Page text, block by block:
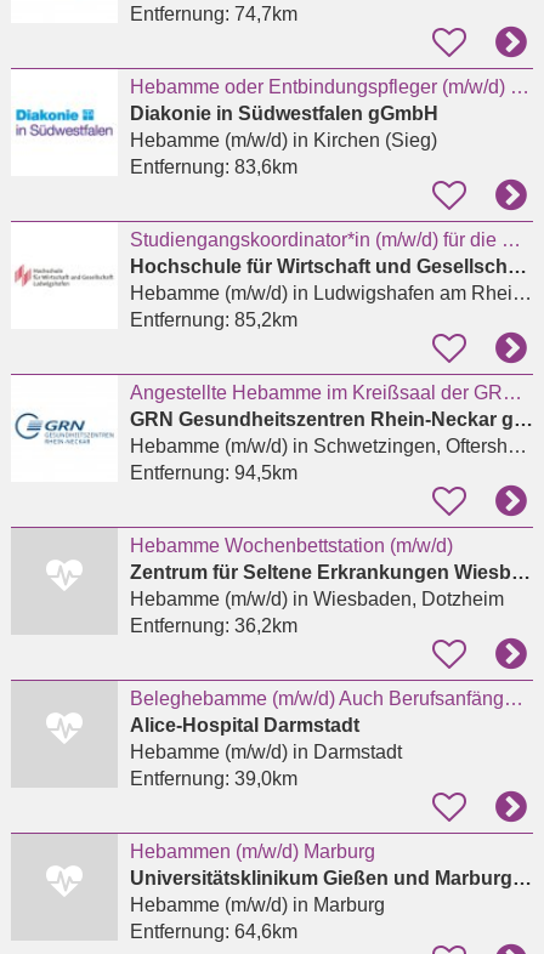
Entfernung: 74,7km
Hebamme oder Entbindungspfleger (m/w/d) für das Kreißsaal-Team in Kirchen
Diakonie in Südwestfalen gGmbH
Hebamme (m/w/d)in Kirchen (Sieg)
Entfernung: 83,6km
Studiengangskoordinator*in (m/w/d) für die Masterstudiengänge Hebammenwissenschaft
Hochschule für Wirtschaft und Gesellschaft Ludwigshafen
Hebamme (m/w/d)in Ludwigshafen am Rhein, West
Entfernung: 85,2km
Angestellte Hebamme im Kreißsaal der GRN-Klinik Weinheim (m/w/d)
GRN Gesundheitszentren Rhein-Neckar gGmbH
Hebamme (m/w/d)in Schwetzingen, Oftersheim
Entfernung: 94,5km
Hebamme Wochenbettstation (m/w/d)
Zentrum für Seltene Erkrankungen Wiesbaden - Prof. Dr. med. Markus Knuf
Hebamme (m/w/d)in Wiesbaden, Dotzheim
Entfernung: 36,2km
Beleghebamme (m/w/d) Auch Berufsanfängerinnen oder Wiedereinsteigerinnen
Alice-Hospital Darmstadt
Hebamme (m/w/d)in Darmstadt
Entfernung: 39,0km
Hebammen (m/w/d) Marburg
Universitätsklinikum Gießen und Marburg GmbH
Hebamme (m/w/d)in Marburg
Entfernung: 64,6km